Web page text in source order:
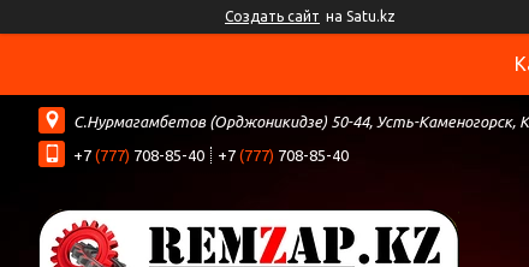
Создать сайт на Satu.kz
С.Нурмагамбетов (Орджоникидзе) 50-44, Усть-Каменогорск,
+7 (777) 708-85-40 +7 (777) 708-85-40